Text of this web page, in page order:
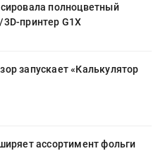
полноцветный
принтер G1X
запускает «Калькулятор
ассортимент фольги